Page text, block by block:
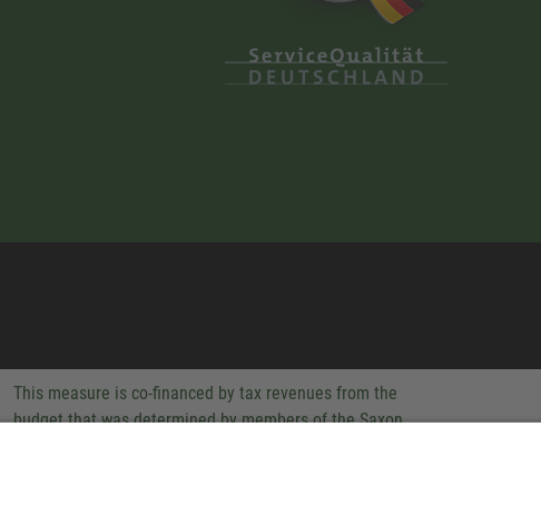
This measure is co-financed by tax revenues from the
budget that was determined by members of the Saxon